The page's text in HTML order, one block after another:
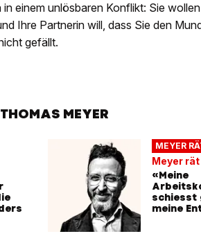
einem unlösbaren Konflikt: Sie wollen
Ihre Partnerin will, dass Sie den
gefällt.
MEYER
MEYER
Meyer rät
«Meine
schiesst
meine